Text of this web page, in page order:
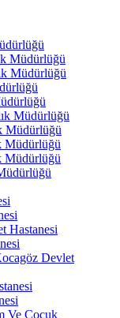
Müdürlüğü
Müdürlüğü
Müdürlüğü
Müdürlüğü
Müdürlüğü
Müdürlüğü
Hastanesi
Devlet
Ve Çocuk